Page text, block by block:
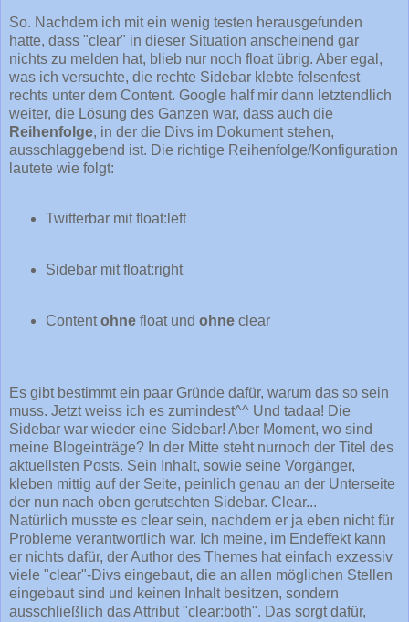
So. Nachdem ich mit ein wenig testen herausgefunden
hatte, dass "clear" in dieser Situation anscheinend gar
nichts zu melden hat, blieb nur noch float übrig. Aber egal,
was ich versuchte, die rechte Sidebar klebte felsenfest
rechts unter dem Content. Google half mir dann letztendlich
weiter, die Lösung des Ganzen war, dass auch die
Reihenfolge, in der die Divs im Dokument stehen,
ausschlaggebend ist. Die richtige Reihenfolge/Konfiguration
lautete wie folgt:
Twitterbar mit float:left
Sidebar mit float:right
Contentohnefloat und ohneclear
Es gibt bestimmt ein paar Gründe dafür, warum das so sein
muss. Jetzt weiss ich es zumindest^^ Und tadaa! Die
Sidebar war wieder eine Sidebar! Aber Moment, wo sind
meine Blogeinträge? In der Mitte steht nurnoch der Titel des
aktuellsten Posts. Sein Inhalt, sowie seine Vorgänger,
kleben mittig auf der Seite, peinlich genau an der Unterseite
der nun nach oben gerutschten Sidebar. Clear...
Natürlich musste es clear sein, nachdem er ja eben nicht für
Probleme verantwortlich war. Ich meine, im Endeffekt kann
er nichts dafür, der Author des Themes hat einfach exzessiv
viele "clear"-Divs eingebaut, die an allen möglichen Stellen
eingebaut sind und keinen Inhalt besitzen, sondern
ausschließlich das Attribut "clear:both". Das sorgt dafür,